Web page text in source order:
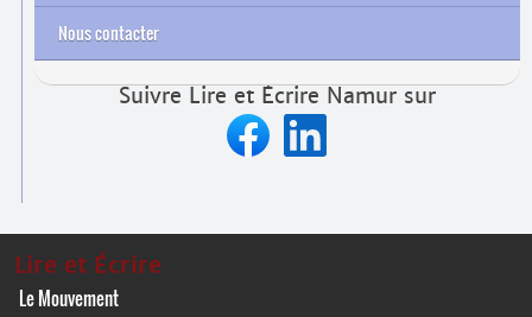
Nous contacter
Suivre Lire et Écrire Namur sur
Lire et Écrire
Le Mouvement